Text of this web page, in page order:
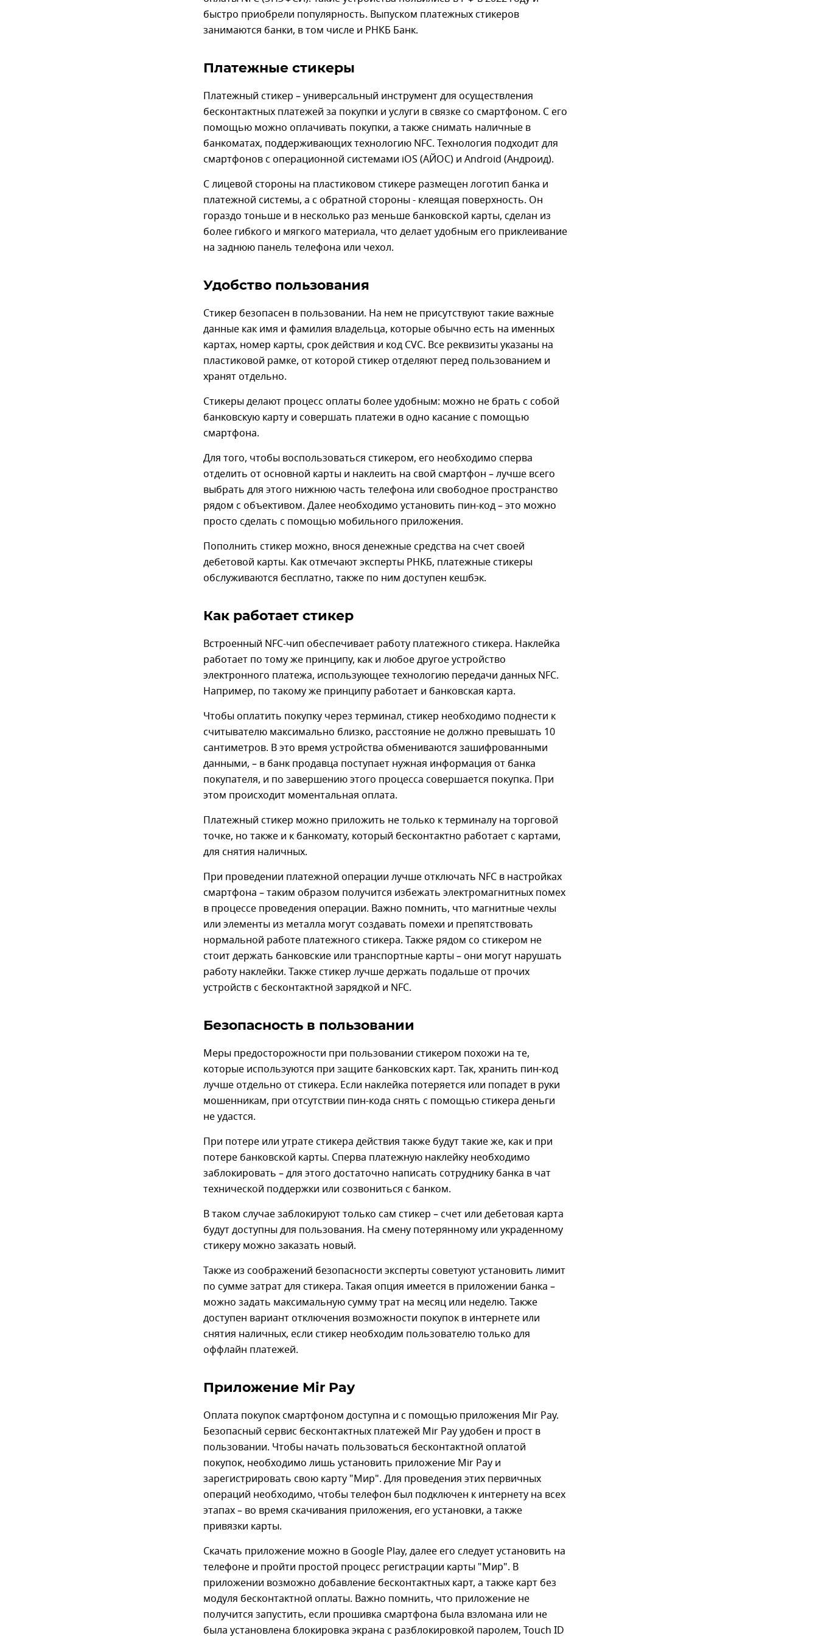
быстро приобрели популярность. Выпуском платежных стикеров
занимаются банки, в том числе и РНКБ Банк.
Платежные стикеры
Платежный стикер – универсальный инструмент для осуществления
бесконтактных платежей за покупки и услуги в связке со смартфоном. С его
помощью можно оплачивать покупки, а также снимать наличные в
банкоматах, поддерживающих технологию NFC. Технология подходит для
смартфонов с операционной системами iOS (АЙОС) и Android (Андроид).
С лицевой стороны на пластиковом стикере размещен логотип банка и
платежной системы, а с обратной стороны - клеящая поверхность. Он
гораздо тоньше и в несколько раз меньше банковской карты, сделан из
более гибкого и мягкого материала, что делает удобным его приклеивание
на заднюю панель телефона или чехол.
Удобство пользования
Стикер безопасен в пользовании. На нем не присутствуют такие важные
данные как имя и фамилия владельца, которые обычно есть на именных
картах, номер карты, срок действия и код CVC. Все реквизиты указаны на
пластиковой рамке, от которой стикер отделяют перед пользованием и
хранят отдельно.
Стикеры делают процесс оплаты более удобным: можно не брать с собой
банковскую карту и совершать платежи в одно касание с помощью
смартфона.
Для того, чтобы воспользоваться стикером, его необходимо сперва
отделить от основной карты и наклеить на свой смартфон – лучше всего
выбрать для этого нижнюю часть телефона или свободное пространство
рядом с объективом. Далее необходимо установить пин-код – это можно
просто сделать с помощью мобильного приложения.
Пополнить стикер можно, внося денежные средства на счет своей
дебетовой карты. Как отмечают эксперты РНКБ, платежные стикеры
обслуживаются бесплатно, также по ним доступен кешбэк.
Как работает стикер
Встроенный NFC-чип обеспечивает работу платежного стикера. Наклейка
работает по тому же принципу, как и любое другое устройство
электронного платежа, использующее технологию передачи данных NFC.
Например, по такому же принципу работает и банковская карта.
Чтобы оплатить покупку через терминал, стикер необходимо поднести к
считывателю максимально близко, расстояние не должно превышать 10
сантиметров. В это время устройства обмениваются зашифрованными
данными, – в банк продавца поступает нужная информация от банка
покупателя, и по завершению этого процесса совершается покупка. При
этом происходит моментальная оплата.
Платежный стикер можно приложить не только к терминалу на торговой
точке, но также и к банкомату, который бесконтактно работает с картами,
для снятия наличных.
При проведении платежной операции лучше отключать NFC в настройках
смартфона – таким образом получится избежать электромагнитных помех
в процессе проведения операции. Важно помнить, что магнитные чехлы
или элементы из металла могут создавать помехи и препятствовать
нормальной работе платежного стикера. Также рядом со стикером не
стоит держать банковские или транспортные карты – они могут нарушать
работу наклейки. Также стикер лучше держать подальше от прочих
устройств с бесконтактной зарядкой и NFC.
Безопасность в пользовании
Меры предосторожности при пользовании стикером похожи на те,
которые используются при защите банковских карт. Так, хранить пин-код
лучше отдельно от стикера. Если наклейка потеряется или попадет в руки
мошенникам, при отсутствии пин-кода снять с помощью стикера деньги
не удастся.
При потере или утрате стикера действия также будут такие же, как и при
потере банковской карты. Сперва платежную наклейку необходимо
заблокировать – для этого достаточно написать сотруднику банка в чат
технической поддержки или созвониться с банком.
В таком случае заблокируют только сам стикер – счет или дебетовая карта
будут доступны для пользования. На смену потерянному или украденному
стикеру можно заказать новый.
Также из соображений безопасности эксперты советуют установить лимит
по сумме затрат для стикера. Такая опция имеется в приложении банка –
можно задать максимальную сумму трат на месяц или неделю. Также
доступен вариант отключения возможности покупок в интернете или
снятия наличных, если стикер необходим пользователю только для
оффлайн платежей.
Приложение Mir Pay
Оплата покупок смартфоном доступна и с помощью приложения Mir Pay.
Безопасный сервис бесконтактных платежей Mir Pay удобен и прост в
пользовании. Чтобы начать пользоваться бесконтактной оплатой
покупок, необходимо лишь установить приложение Mir Pay и
зарегистрировать свою карту "Мир". Для проведения этих первичных
операций необходимо, чтобы телефон был подключен к интернету на всех
этапах – во время скачивания приложения, его установки, а также
привязки карты.
Скачать приложение можно в Google Play, далее его следует установить на
телефоне и пройти простой процесс регистрации карты "Мир". В
приложении возможно добавление бесконтактных карт, а также карт без
модуля бесконтактной оплаты. Важно помнить, что приложение не
получится запустить, если прошивка смартфона была взломана или не
была установлена блокировка экрана с разблокировкой паролем, Touch ID